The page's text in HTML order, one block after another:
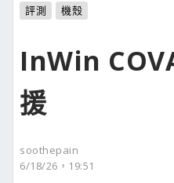
評測 機殼
InWin
援
soothepain
6/18/26，19:51